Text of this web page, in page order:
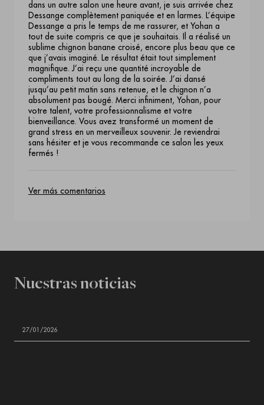
dans un autre salon une heure avant, je suis arrivée chez
Dessange complètement paniquée et en larmes. L’équipe
Dessange a pris le temps de me rassurer, et Yohan a
tout de suite compris ce que je souhaitais. Il a réalisé un
sublime chignon banane croisé, encore plus beau que ce
que j’avais imaginé. Le résultat était tout simplement
magnifique. J’ai reçu une quantité incroyable de
compliments tout au long de la soirée. J’ai dansé
jusqu’au petit matin sans retenue, et le chignon n’a
absolument pas bougé. Merci infiniment, Yohan, pour
votre talent, votre professionnalisme et votre
bienveillance. Vous avez transformé un moment de
grand stress en un merveilleux souvenir. Je reviendrai
sans hésiter et je vous recommande ce salon les yeux
fermés !
Ver más comentarios
Nuestras noticias
27/01/2026